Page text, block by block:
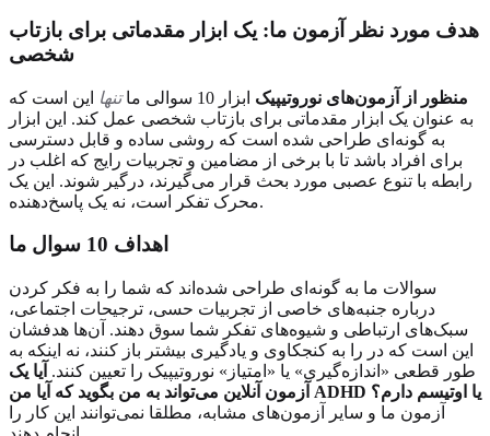
هدف مورد نظر آزمون ما: یک ابزار مقدماتی برای بازتاب
شخصی
منظور از آزمون‌های نوروتیپیک ابزار 10 سوالی ما تنها
این است که
به عنوان یک ابزار مقدماتی برای بازتاب شخصی عمل کند. این ابزار
به گونه‌ای طراحی شده است که روشی ساده و قابل دسترسی
برای افراد باشد تا با برخی از مضامین و تجربیات رایج که اغلب در
رابطه با تنوع عصبی مورد بحث قرار می‌گیرند، درگیر شوند. این یک
محرک تفکر است، نه یک پاسخ‌دهنده.
اهداف 10 سوال ما
سوالات ما به گونه‌ای طراحی شده‌اند که شما را به فکر کردن
درباره جنبه‌های خاصی از تجربیات حسی، ترجیحات اجتماعی،
سبک‌های ارتباطی و شیوه‌های تفکر شما سوق دهند. آن‌ها هدفشان
این است که در را به کنجکاوی و یادگیری بیشتر باز کنند، نه اینکه به
طور قطعی «اندازه‌گیری» یا «امتیاز» نوروتیپیک را تعیین کنند. آیا یک
آزمون آنلاین می‌تواند به من بگوید که آیا من ADHD یا اوتیسم دارم؟
آزمون ما و سایر آزمون‌های مشابه، مطلقا نمی‌توانند این کار را